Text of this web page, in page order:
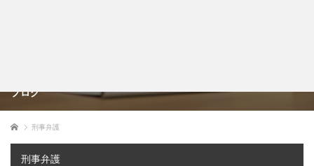
ブログ
ホーム 刑事弁護
刑事弁護